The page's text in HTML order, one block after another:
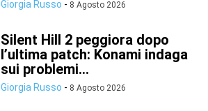
Giorgia Russo - 8 Agosto 2026
Silent Hill 2 peggiora dopo
l’ultima patch: Konami indaga
sui problemi...
Giorgia Russo - 8 Agosto 2026